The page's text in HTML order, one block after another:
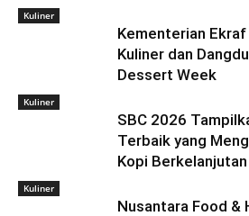
Kuliner
Kementerian
Kuliner dan
Dessert Week
Kuliner
SBC 2026
Terbaik yang
Kopi Berkelanjutan
Kuliner
Nusantara Food &